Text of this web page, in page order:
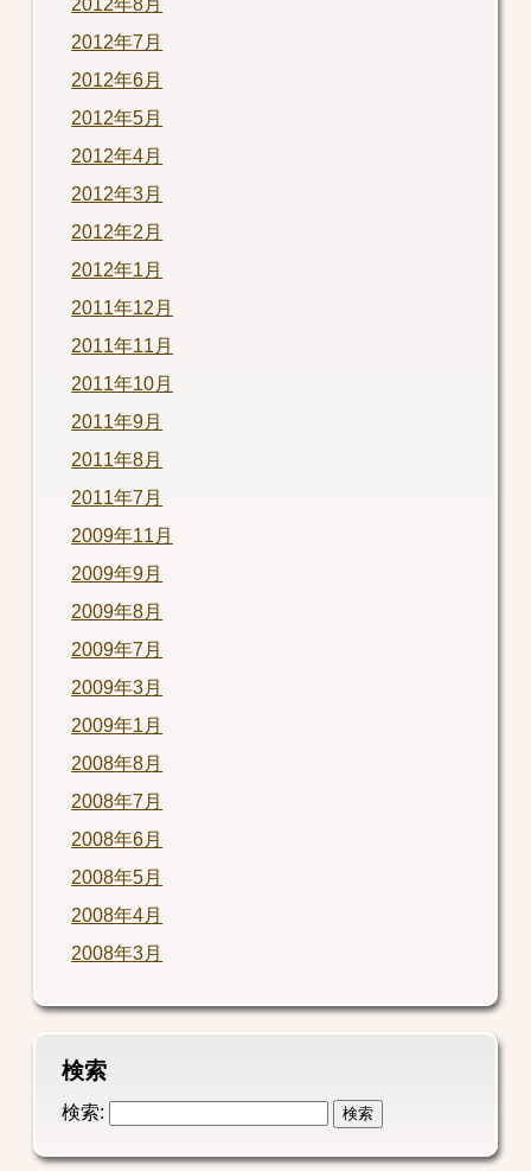
2012年8月
2012年7月
2012年6月
2012年5月
2012年4月
2012年3月
2012年2月
2012年1月
2011年12月
2011年11月
2011年10月
2011年9月
2011年8月
2011年7月
2009年11月
2009年9月
2009年8月
2009年7月
2009年3月
2009年1月
2008年8月
2008年7月
2008年6月
2008年5月
2008年4月
2008年3月
検索
検索: